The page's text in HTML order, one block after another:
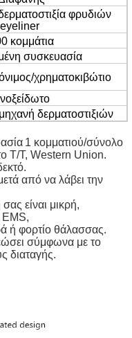
δερματοστιξία φρυδιών
eyeliner
κομμάτια
συσκευασία
χρηματοκιβώτιο
δερματοστιξιών
1 κομματιού/σύνολο
T/T, Western Union.
από να λάβει την
είναι μικρή,
ή φορτίο θάλασσας.
σύμφωνα με το
διαταγής.